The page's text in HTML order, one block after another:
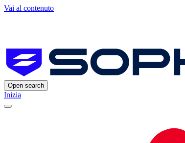
Vai al contenuto
Open search
Inizia